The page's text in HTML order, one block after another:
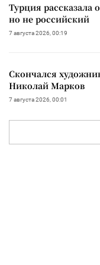
Турция рассказала
но не российский
7 августа 2026, 00:19
Скончался
Николай Марков
7 августа 2026, 00:01